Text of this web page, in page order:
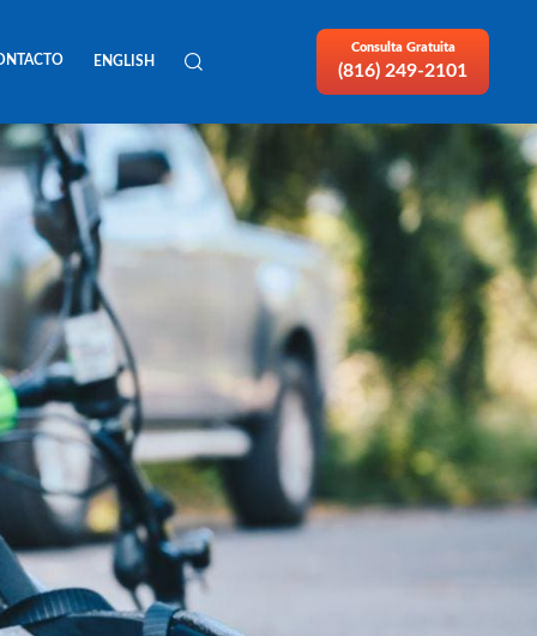
ENGLISH
Consulta Gratuita
(816) 249-2101